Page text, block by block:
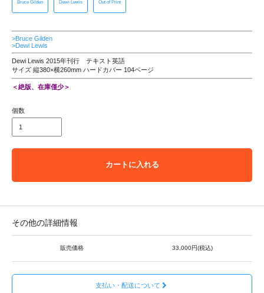
Bruce Gilden Dewi Lewis Out of Print
>Bruce Gilden
>Dewi Lewis
Dewi Lewis 2015年刊行 テキスト英語
サイズ 縦380×横260mm ハードカバー 104ページ
＜絶版、在庫僅少＞
個数
カートに入れる
その他の詳細情報
販売価格 33,000円(税込)
支払い・配送について